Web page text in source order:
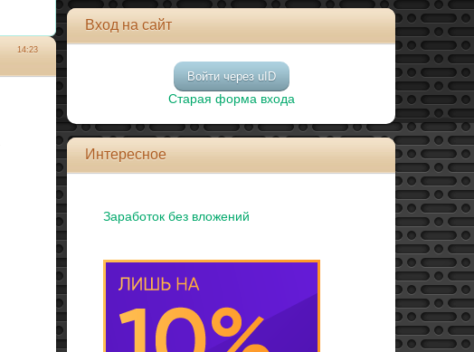
14:23
Вход на сайт
Войти через uID
Старая форма входа
Интересное
Заработок без вложений